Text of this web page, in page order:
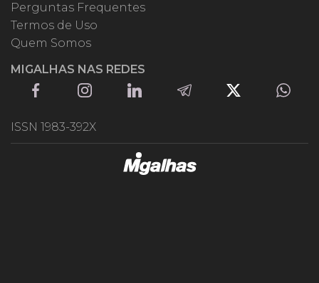
Perguntas Frequentes
Termos de Uso
Quem Somos
MIGALHAS NAS REDES
ISSN 1983-392X